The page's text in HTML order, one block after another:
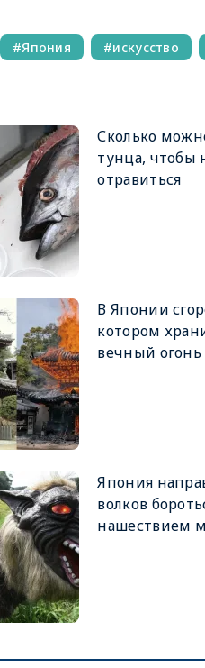
Япония искусство
Сколько
тунца, чтобы
отравиться
В Японии
котором
вечный огонь
Япония
волков
нашествием